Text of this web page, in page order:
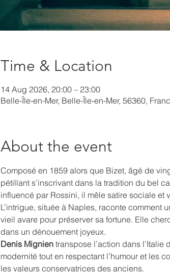
Time & Location
14 Aug 2026, 20:00 – 23:00
Belle-Île-en-Mer, Belle-Île-en-Mer, 56360,
About the event
Composé en 1859 alors que Bizet, âgé de
pétillant s’inscrivant dans la tradition du bel
influencé par Rossini, il mêle satire sociale et
L’intrigue, située à Naples, raconte comment
vieil avare pour préserver sa fortune. Elle
dans un dénouement joyeux.
Denis Mignien transpose l’action dans l’Italie
modernité tout en respectant l’humour et les
les valeurs conservatrices des anciens.